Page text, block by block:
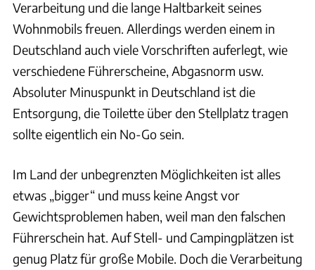
Verarbeitung und die lange Haltbarkeit seines
Wohnmobils freuen. Allerdings werden einem in
Deutschland auch viele Vorschriften auferlegt, wie
verschiedene Führerscheine, Abgasnorm usw.
Absoluter Minuspunkt in Deutschland ist die
Entsorgung, die Toilette über den Stellplatz tragen
sollte eigentlich ein No-Go sein.
Im Land der unbegrenzten Möglichkeiten ist alles
etwas „bigger“ und muss keine Angst vor
Gewichtsproblemen haben, weil man den falschen
Führerschein hat. Auf Stell- und Campingplätzen ist
genug Platz für große Mobile. Doch die Verarbeitung